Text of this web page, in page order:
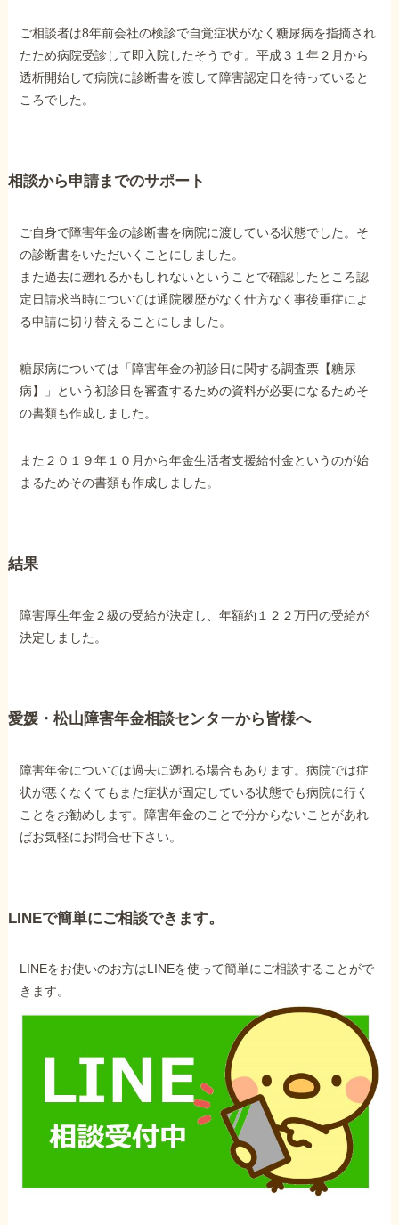
サイトマップ
で受給相談をする
他社と何が違うの？
当事務所に
依頼するメリット
お電話でのお問い合わせ
089-907-3797
ご相談者は8年前会社の検診で自覚症状がなく糖尿病を指摘され
たため病院受診して即入院したそうです。平成３１年２月から
透析開始して病院に診断書を渡して障害認定日を待っていると
ころでした。
相談から申請までのサポート
ご自身で障害年金の診断書を病院に渡している状態でした。そ
の診断書をいただいくことにしました。
また過去に遡れるかもしれないということで確認したところ認
定日請求当時については通院履歴がなく仕方なく事後重症によ
る申請に切り替えることにしました。
糖尿病については「障害年金の初診日に関する調査票【糖尿
病】」という初診日を審査するための資料が必要になるためそ
の書類も作成しました。
また２０１９年１０月から年金生活者支援給付金というのが始
まるためその書類も作成しました。
結果
障害厚生年金２級の受給が決定し、年額約１２２万円の受給が
決定しました。
愛媛・松山障害年金相談センターから皆様へ
障害年金については過去に遡れる場合もあります。病院では症
状が悪くなくてもまた症状が固定している状態でも病院に行く
ことをお勧めします。障害年金のことで分からないことがあれ
ばお気軽にお問合せ下さい。
LINEで簡単にご相談できます。
LINEをお使いのお方はLINEを使って簡単にご相談することがで
きます。